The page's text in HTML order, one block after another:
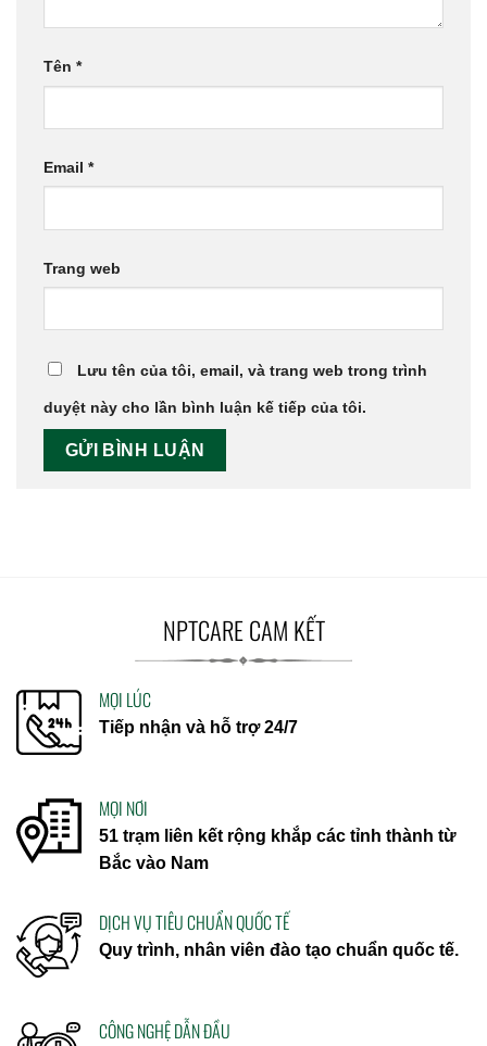
Tên *
Email *
Trang web
Lưu tên của tôi, email, và trang web trong trình
duyệt này cho lần bình luận kế tiếp của tôi.
NPTCARE CAM KẾT
MỌI LÚC
Tiếp nhận và hỗ trợ 24/7
MỌI NƠI
51 trạm liên kết rộng khắp các tỉnh thành từ
Bắc vào Nam
DỊCH VỤ TIÊU CHUẨN QUỐC TẾ
Quy trình, nhân viên đào tạo chuẩn quốc tế.
CÔNG NGHỆ DẪN ĐẦU